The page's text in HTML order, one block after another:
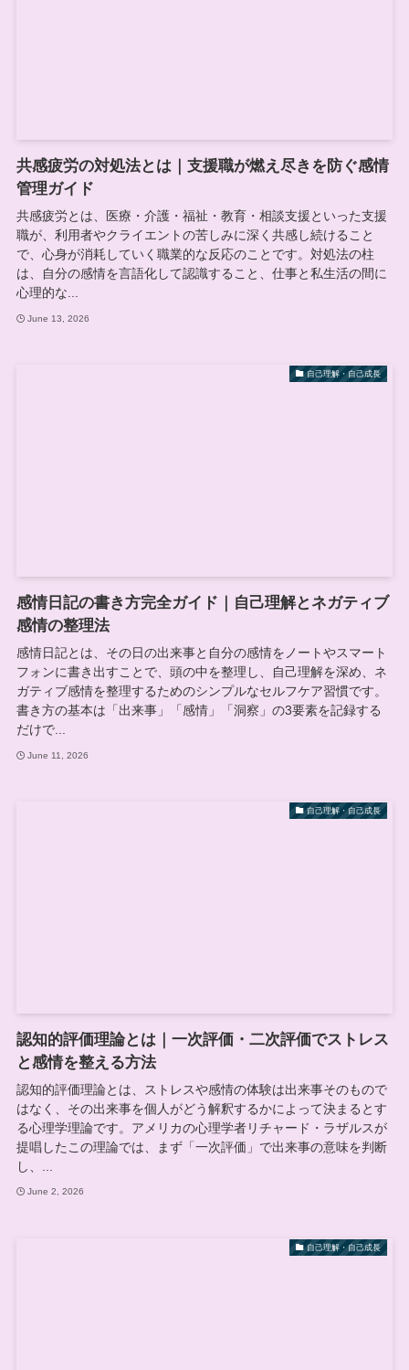
共感疲労の対処法とは｜支援職が燃え尽きを防ぐ感情
管理ガイド
共感疲労とは、医療・介護・福祉・教育・相談支援といった支援
職が、利用者やクライエントの苦しみに深く共感し続けること
で、心身が消耗していく職業的な反応のことです。対処法の柱
は、自分の感情を言語化して認識すること、仕事と私生活の間に
心理的な...
June 13, 2026
自己理解・自己成長
感情日記の書き方完全ガイド｜自己理解とネガティブ
感情の整理法
感情日記とは、その日の出来事と自分の感情をノートやスマート
フォンに書き出すことで、頭の中を整理し、自己理解を深め、ネ
ガティブ感情を整理するためのシンプルなセルフケア習慣です。
書き方の基本は「出来事」「感情」「洞察」の3要素を記録する
だけで...
June 11, 2026
自己理解・自己成長
認知的評価理論とは｜一次評価・二次評価でストレス
と感情を整える方法
認知的評価理論とは、ストレスや感情の体験は出来事そのもので
はなく、その出来事を個人がどう解釈するかによって決まるとす
る心理学理論です。アメリカの心理学者リチャード・ラザルスが
提唱したこの理論では、まず「一次評価」で出来事の意味を判断
し、...
June 2, 2026
自己理解・自己成長